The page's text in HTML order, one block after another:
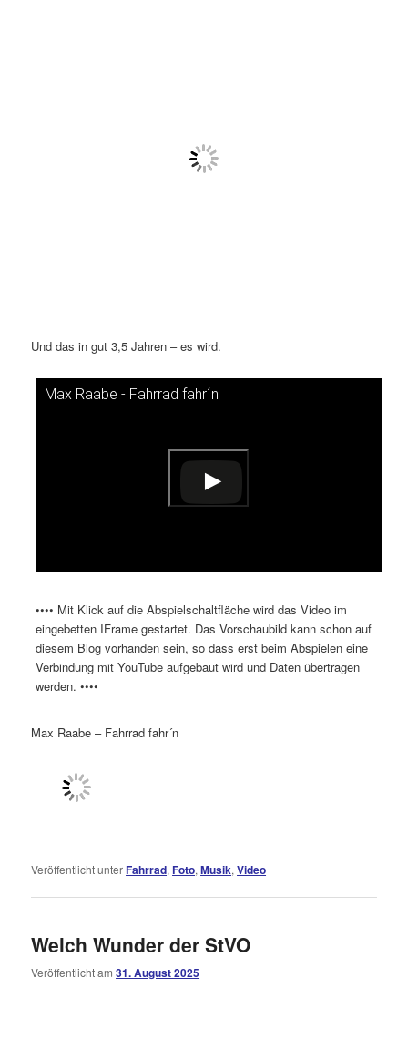
Und das in gut 3,5 Jahren – es wird.
Max Raabe - Fahrrad fahr´n
•••• Mit Klick auf die Abspielschaltfläche wird das Video im
eingebetten IFrame gestartet. Das Vorschaubild kann schon auf
diesem Blog vorhanden sein, so dass erst beim Abspielen eine
Verbindung mit YouTube aufgebaut wird und Daten übertragen
werden. ••••
Max Raabe – Fahrrad fahr´n
Veröffentlicht unterFahrrad,Foto,Musik,Video
Welch Wunder der StVO
Veröffentlicht am31. August 2025